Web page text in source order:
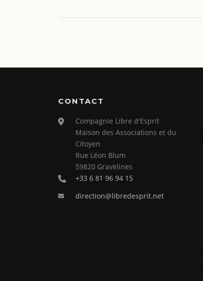
CONTACT
Compagnie Libre d'Esprit
Maison des Associations et du
Citoyen
Rue Léon Blum
59820 Gravelines
+33 6 81 96 94 15
direction@libredesprit.net